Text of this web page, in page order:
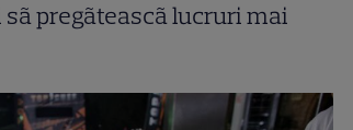
pregãteascã lucruri mai